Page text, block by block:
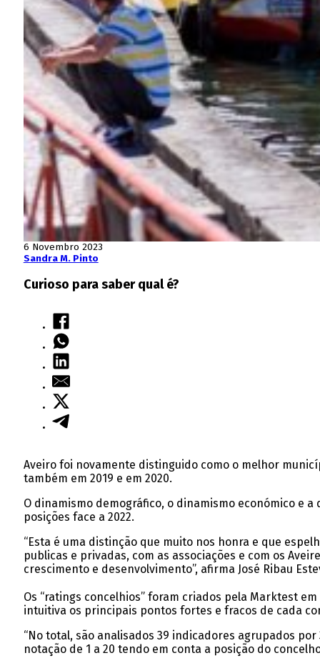
6 Novembro 2023
Sandra M. Pinto
Curioso para saber qual é?
Aveiro foi novamente distinguido como o melhor
também em 2019 e em 2020.
O dinamismo demográfico, o dinamismo económico e
posições face a 2022.
“Esta é uma distinção que muito nos honra e que
publicas e privadas, com as associações e com os
crescimento e desenvolvimento”, afirma José Ribau
Os “ratings concelhios” foram criados pela Marktest
intuitiva os principais pontos fortes e fracos de cada
“No total, são analisados 39 indicadores agrupados
notação de 1 a 20 tendo em conta a posição do